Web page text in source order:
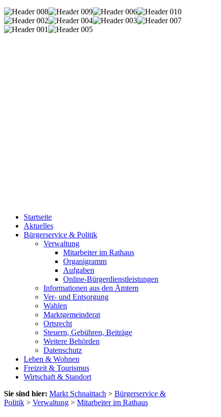
Startseite
Aktuelles
Bürgerservice & Politik
Verwaltung
Mitarbeiter im Rathaus
Organigramm
Aufgaben
Online-Bürgerdienstleistungen
Informationen aus den Ämtern
Ver- und Entsorgung
Wahlen
Marktgemeinderat
Ortsrecht
Steuern, Gebühren, Beiträge
Weitere Behörden
Datenschutz
Leben & Wohnen
Freizeit & Tourismus
Wirtschaft & Standort
Sie sind hier: Markt Schnaittach > Bürgerservice &
Politik > Verwaltung > Mitarbeiter im Rathaus